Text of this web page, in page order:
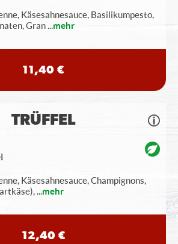
Käsesahnesauce, Basilikumpesto,
Gran...mehr
11,40 €
TRÜFFEL
Käsesahnesauce, Champignons,
...mehr
12,40 €